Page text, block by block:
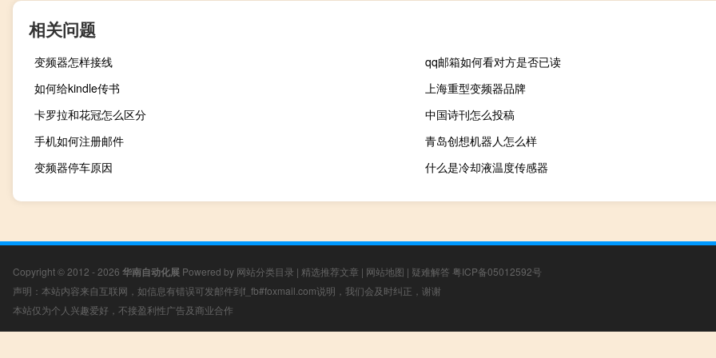
相关问题
变频器怎样接线
qq邮箱如何看对方是否已读
如何给kindle传书
上海重型变频器品牌
卡罗拉和花冠怎么区分
中国诗刊怎么投稿
手机如何注册邮件
青岛创想机器人怎么样
变频器停车原因
什么是冷却液温度传感器
Copyright © 2012 - 2026 华南自动化展 Powered by 网站分类目录 | 精选推荐文章 | 网站地图 | 疑难解答 粤ICP备05012592号
声明：本站内容来自互联网，如信息有错误可发邮件到f_fb#foxmail.com说明，我们会及时纠正，谢谢
本站仅为个人兴趣爱好，不接盈利性广告及商业合作